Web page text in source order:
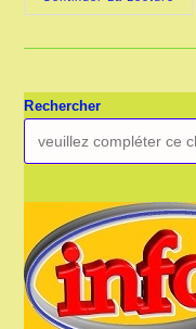
Rechercher